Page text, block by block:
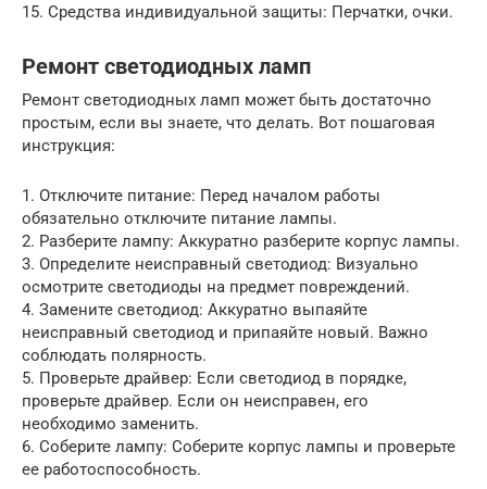
15. Средства индивидуальной защиты: Перчатки, очки.
Ремонт светодиодных ламп
Ремонт светодиодных ламп может быть достаточно
простым, если вы знаете, что делать. Вот пошаговая
инструкция:
1. Отключите питание: Перед началом работы
обязательно отключите питание лампы.
2. Разберите лампу: Аккуратно разберите корпус лампы.
3. Определите неисправный светодиод: Визуально
осмотрите светодиоды на предмет повреждений.
4. Замените светодиод: Аккуратно выпаяйте
неисправный светодиод и припаяйте новый. Важно
соблюдать полярность.
5. Проверьте драйвер: Если светодиод в порядке,
проверьте драйвер. Если он неисправен, его
необходимо заменить.
6. Соберите лампу: Соберите корпус лампы и проверьте
ее работоспособность.